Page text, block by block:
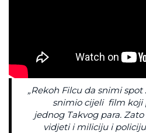
„Rekoh Filcu da snimi
snimio cijeli film koji
jednog Takvog para.
vidjeti i miliciju i